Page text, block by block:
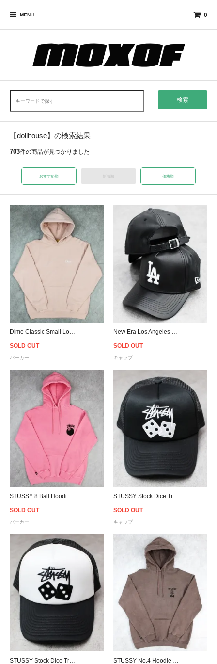
MENU 0
検索
【dollhouse】の検索結果
703件の商品が見つかりました
おすすめ順 新着順 価格順
SOLD OUT
パーカー
SOLD OUT
キャップ
SOLD OUT
パーカー
SOLD OUT
キャップ